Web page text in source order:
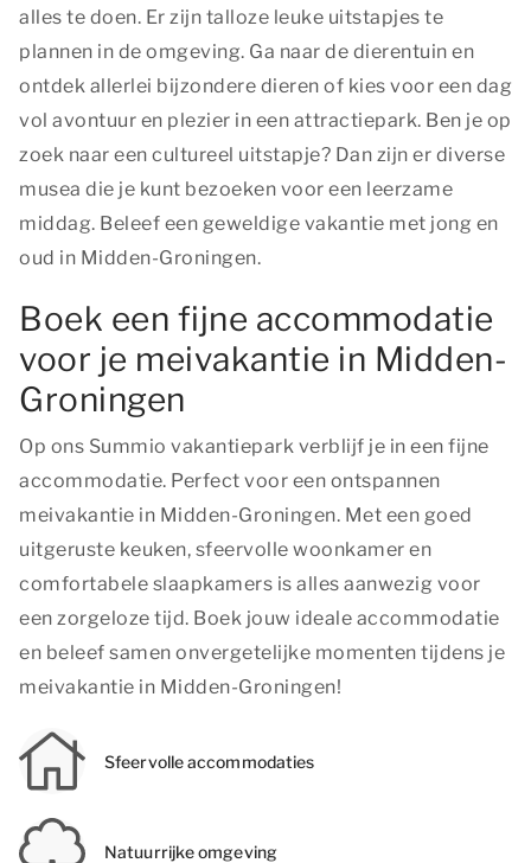
alles te doen. Er zijn talloze leuke uitstapjes te
plannen in de omgeving. Ga naar de dierentuin en
ontdek allerlei bijzondere dieren of kies voor een dag
vol avontuur en plezier in een attractiepark. Ben je op
zoek naar een cultureel uitstapje? Dan zijn er diverse
musea die je kunt bezoeken voor een leerzame
middag. Beleef een geweldige vakantie met jong en
oud in Midden-Groningen.
Boek een fijne accommodatie
voor je meivakantie in Midden-
Groningen
Op ons Summio vakantiepark verblijf je in een fijne
accommodatie. Perfect voor een ontspannen
meivakantie in Midden-Groningen. Met een goed
uitgeruste keuken, sfeervolle woonkamer en
comfortabele slaapkamers is alles aanwezig voor
een zorgeloze tijd. Boek jouw ideale accommodatie
en beleef samen onvergetelijke momenten tijdens je
meivakantie in Midden-Groningen!
Sfeervolle accommodaties
Natuurrijke omgeving